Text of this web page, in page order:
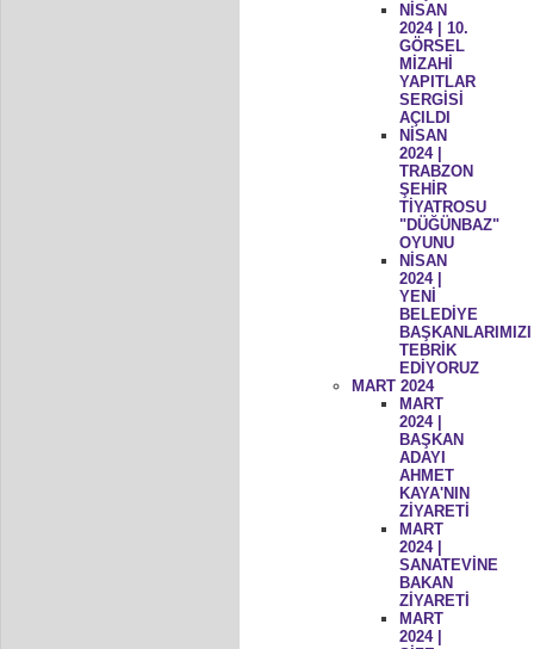
NİSAN
2024 | 10.
GÖRSEL
MİZAHİ
YAPITLAR
SERGİSİ
AÇILDI
NİSAN
2024 |
TRABZON
ŞEHİR
TİYATROSU
"DÜĞÜNBAZ"
OYUNU
NİSAN
2024 |
YENİ
BELEDİYE
BAŞKANLARIMIZI
TEBRİK
EDİYORUZ
MART 2024
MART
2024 |
BAŞKAN
ADAYI
AHMET
KAYA'NIN
ZİYARETİ
MART
2024 |
SANATEVİNE
BAKAN
ZİYARETİ
MART
2024 |